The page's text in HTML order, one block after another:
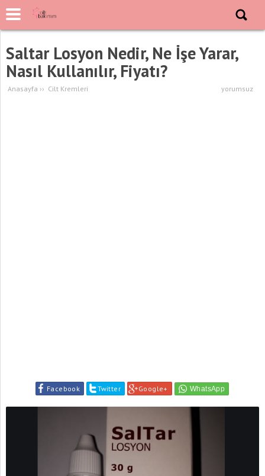
Saltar Losyon Nedir, Ne İşe Yarar,
Nasıl Kullanılır, Fiyatı?
Anasayfa ›› Cilt Kremleri yorumsuz
Facebook Twitter Google+